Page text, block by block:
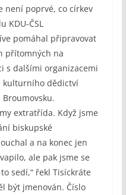
není poprvé, co církev
KDU-ČSL
pomáhal připravovat
přítomných na
s dalšími organizacemi
kulturního dědictví
Broumovsku.
extratřída. Když jsme
biskupské
a na konec jen
ale pak jsme se
sedí,“ řekl Tisíckráte
být jmenován. Číslo